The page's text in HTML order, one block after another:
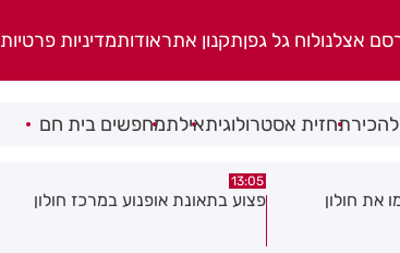
אצלנולוח גל גפןתקנון אתראודותמדיניות פרטיות
תחזית אסטרולוגיתאילתמחפשים בית חם
חולון
08:58
גופה נפלטה אל חוף בת ים